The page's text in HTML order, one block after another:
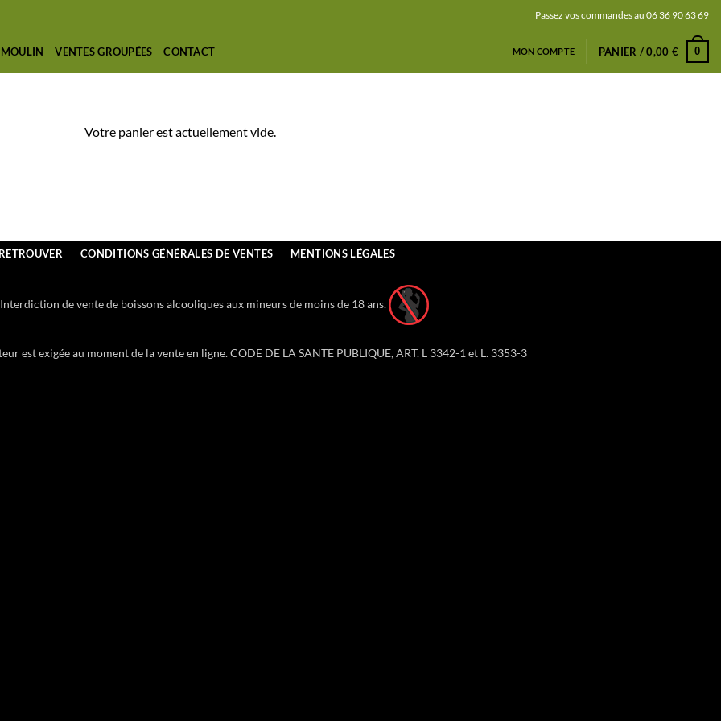
Passez vos commandes au 06 36 90 63 69
MOULIN VENTES GROUPÉES CONTACT MON COMPTE PANIER /0,00 € 0
Votre panier est actuellement vide.
CONDITIONS GÉNÉRALES DE VENTES MENTIONS LÉGALES
Interdiction de vente de boissons alcooliques aux mineurs de moins de 18 ans.
est exigée au moment de la vente en ligne. CODE DE LA SANTE PUBLIQUE, ART. L 3342-1 et L. 3353-3